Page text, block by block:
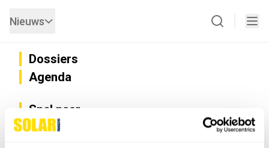
Nieuws
Dossiers
Agenda
Snel naar
Privacy